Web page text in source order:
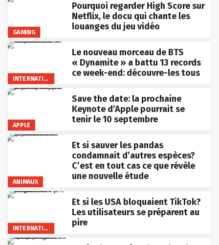
GAMING
Pourquoi regarder High Score sur
Netflix, le docu qui chante les
louanges du jeu vidéo
INTERNATIONAL
Le nouveau morceau de BTS
« Dynamite » a battu 13 records
ce week-end: découvre-les tous
APPLE
Save the date: la prochaine
Keynote d’Apple pourrait se
tenir le 10 septembre
ANIMAUX
Et si sauver les pandas
condamnait d’autres espèces?
C’est en tout cas ce que révèle
une nouvelle étude
INTERNATIONAL
Et si les USA bloquaient TikTok?
Les utilisateurs se préparent au
pire